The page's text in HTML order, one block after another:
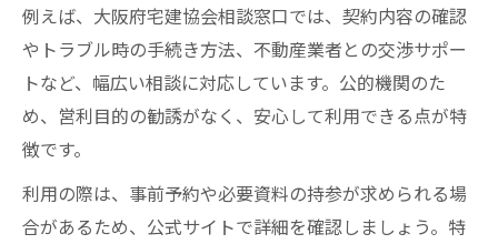
例えば、大阪府宅建協会相談窓口では、契約内容の確認
やトラブル時の手続き方法、不動産業者との交渉サポー
トなど、幅広い相談に対応しています。公的機関のた
め、営利目的の勧誘がなく、安心して利用できる点が特
徴です。
利用の際は、事前予約や必要資料の持参が求められる場
合があるため、公式サイトで詳細を確認しましょう。特